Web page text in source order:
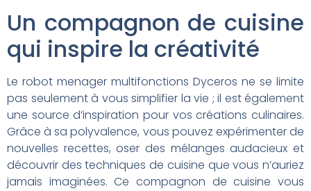
Un compagnon de cuisine
qui inspire la créativité
Le robot menager multifonctions Dyceros ne se limite
pas seulement à vous simplifier la vie ; il est également
une source d’inspiration pour vos créations culinaires.
Grâce à sa polyvalence, vous pouvez expérimenter de
nouvelles recettes, oser des mélanges audacieux et
découvrir des techniques de cuisine que vous n’auriez
jamais imaginées. Ce compagnon de cuisine vous